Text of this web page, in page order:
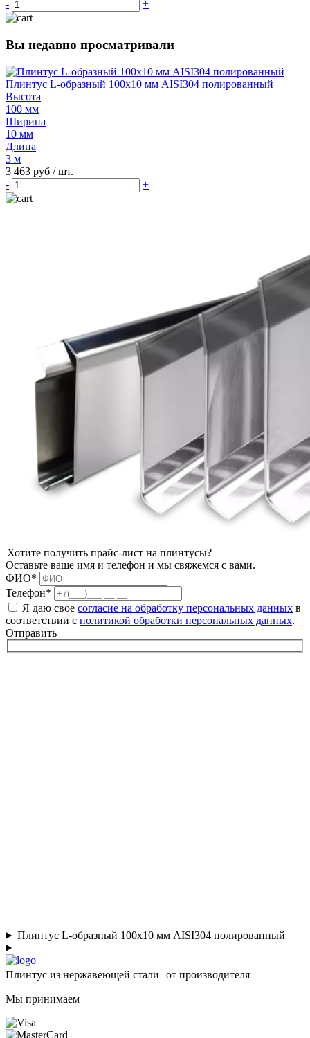
-
+
Вы недавно просматривали
Плинтус L-образный 100х10 мм AISI304 полированный
Высота
100 мм
Ширина
10 мм
Длина
3 м
3 463 руб / шт.
-
+
Хотите получить прайс-лист на плинтусы?
Оставьте ваше имя и телефон и мы свяжемся с вами.
ФИО*
Телефон*
Я даю свое согласие на обработку персональных данных в
соответствии с политикой обработки персональных данных.
Отправить
Плинтус L-образный 100х10 мм AISI304 полированный
Плинтус из нержавеющей стали от производителя
Мы принимаем